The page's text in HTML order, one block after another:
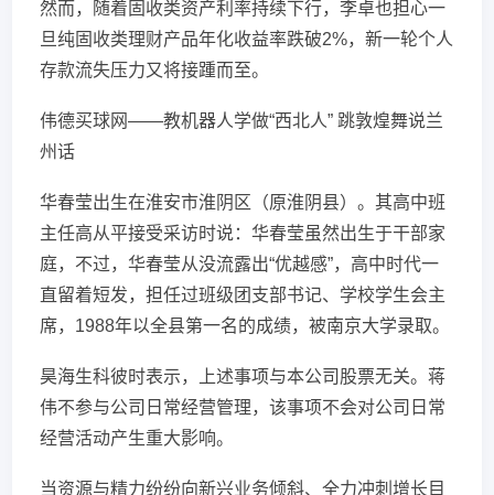
然而，随着固收类资产利率持续下行，李卓也担心一
旦纯固收类理财产品年化收益率跌破2%，新一轮个人
存款流失压力又将接踵而至。
伟德买球网——教机器人学做“西北人” 跳敦煌舞说兰
州话
华春莹出生在淮安市淮阴区（原淮阴县）。其高中班
主任高从平接受采访时说：华春莹虽然出生于干部家
庭，不过，华春莹从没流露出“优越感”，高中时代一
直留着短发，担任过班级团支部书记、学校学生会主
席，1988年以全县第一名的成绩，被南京大学录取。
昊海生科彼时表示，上述事项与本公司股票无关。蒋
伟不参与公司日常经营管理，该事项不会对公司日常
经营活动产生重大影响。
当资源与精力纷纷向新兴业务倾斜、全力冲刺增长目